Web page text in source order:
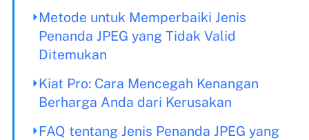
Metode untuk Memperbaiki Jenis
Penanda JPEG yang Tidak Valid
Ditemukan
Kiat Pro: Cara Mencegah Kenangan
Berharga Anda dari Kerusakan
FAQ tentang Jenis Penanda JPEG yang